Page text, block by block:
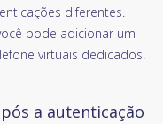
diferentes.
pode adicionar um
virtuais dedicados.
a autenticação